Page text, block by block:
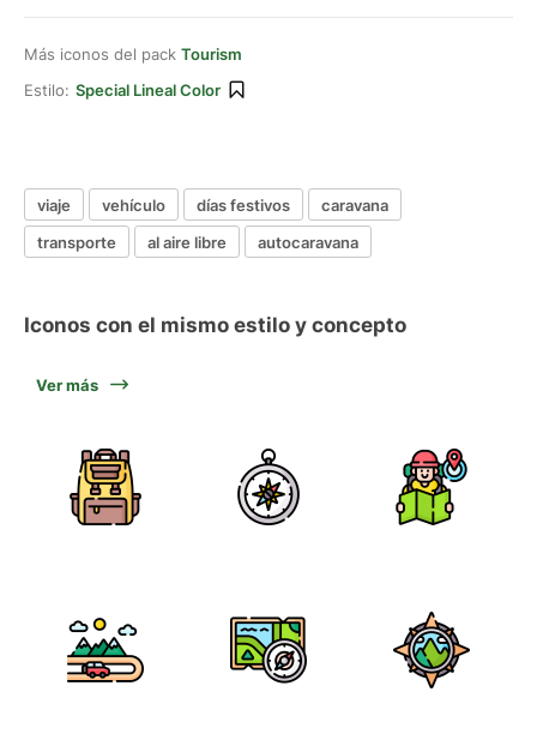
Más iconos del pack Tourism
Estilo: Special Lineal Color
viaje vehículo días festivos
caravana
transporte
al aire libre autocaravana
Iconos con el mismo estilo y concepto
Ver más